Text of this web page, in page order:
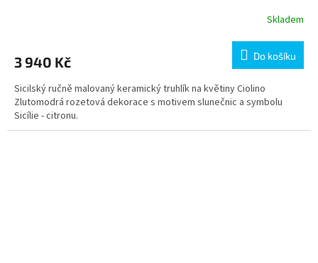
Skladem
3 940 Kč Do košíku
Sicilský ručně malovaný keramický truhlík na květiny Ciolino
Zlutomodrá rozetová dekorace s motivem slunečnic a symbolu
Sicílie - citronu.